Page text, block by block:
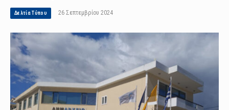
Δελτία Τύπου 26 Σεπτεμβρίου 2024